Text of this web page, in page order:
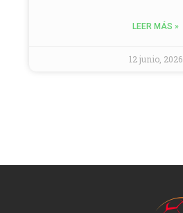
LEER MÁS »
12 junio, 2026